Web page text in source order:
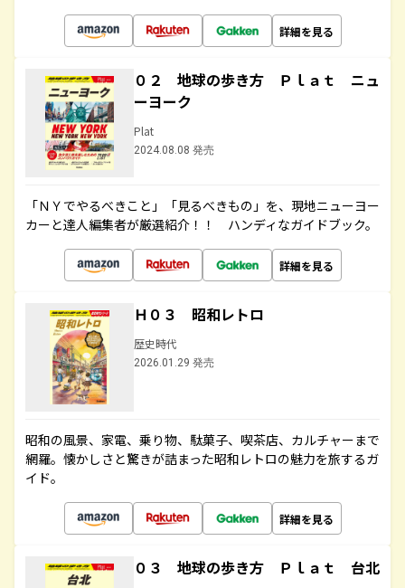
詳細を見る
０２ 地球の歩き方 Ｐｌａｔ ニュ
ーヨーク
Plat
2024.08.08 発売
「ＮＹでやるべきこと」「見るべきもの」を、現地ニューヨー
カーと達人編集者が厳選紹介！！ ハンディなガイドブック。
詳細を見る
Ｈ０３ 昭和レトロ
歴史時代
2026.01.29 発売
昭和の風景、家電、乗り物、駄菓子、喫茶店、カルチャーまで
網羅。懐かしさと驚きが詰まった昭和レトロの魅力を旅するガ
イド。
詳細を見る
０３ 地球の歩き方 Ｐｌａｔ 台北